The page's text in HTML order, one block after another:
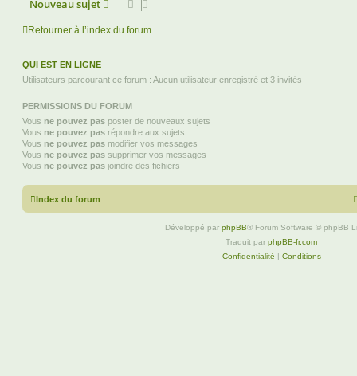
Nouveau sujet
Retourner à l’index du forum
QUI EST EN LIGNE
Utilisateurs parcourant ce forum : Aucun utilisateur enregistré et 3 invités
PERMISSIONS DU FORUM
Vous ne pouvez pas poster de nouveaux sujets
Vous ne pouvez pas répondre aux sujets
Vous ne pouvez pas modifier vos messages
Vous ne pouvez pas supprimer vos messages
Vous ne pouvez pas joindre des fichiers
Index du forum
Développé par phpBB® Forum Software © phpBB
Traduit par phpBB-fr.com
Confidentialité | Conditions